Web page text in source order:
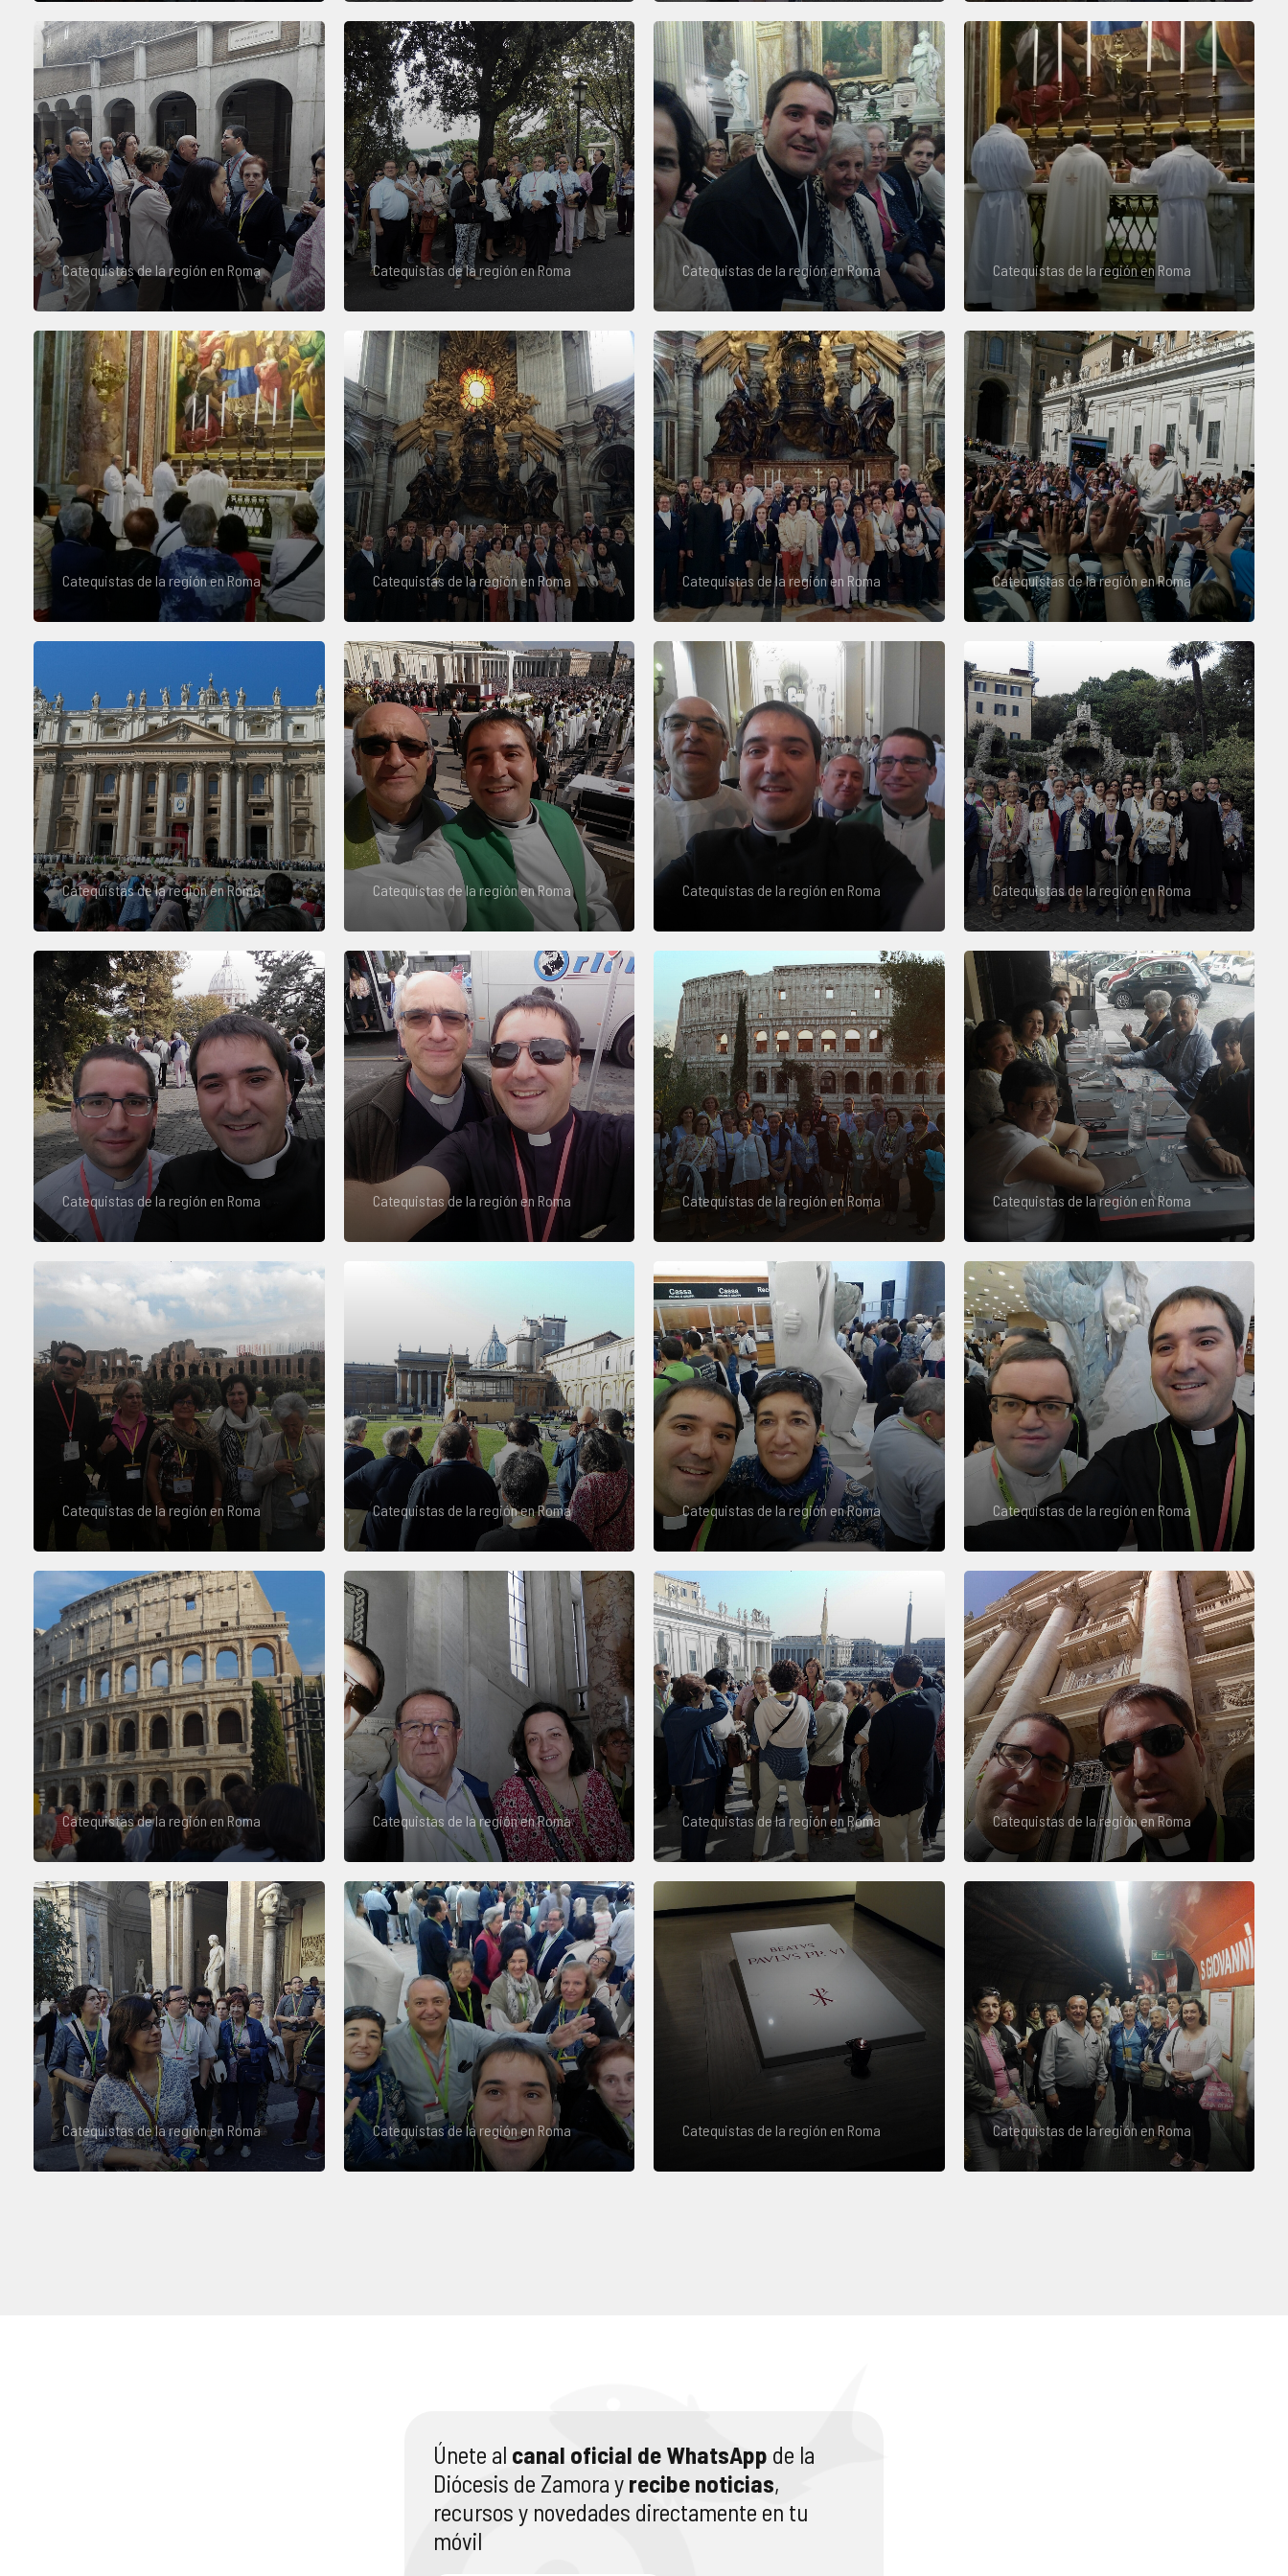
Catequistas de la región en Roma Catequistas de la región en Roma Catequistas de la región en Roma Catequistas de la región en Roma
Catequistas de la región en Roma Catequistas de la región en Roma Catequistas de la región en Roma Catequistas de la región en Roma
Catequistas de la región en Roma Catequistas de la región en Roma Catequistas de la región en Roma Catequistas de la región en Roma
Catequistas de la región en Roma Catequistas de la región en Roma Catequistas de la región en Roma Catequistas de la región en Roma
Catequistas de la región en Roma Catequistas de la región en Roma Catequistas de la región en Roma Catequistas de la región en Roma
Catequistas de la región en Roma Catequistas de la región en Roma Catequistas de la región en Roma Catequistas de la región en Roma
Catequistas de la región en Roma Catequistas de la región en Roma Catequistas de la región en Roma Catequistas de la región en Roma
Únete al canal oficial de WhatsApp de la
Diócesis de Zamora y recibe noticias,
recursos y novedades directamente en tu
móvil